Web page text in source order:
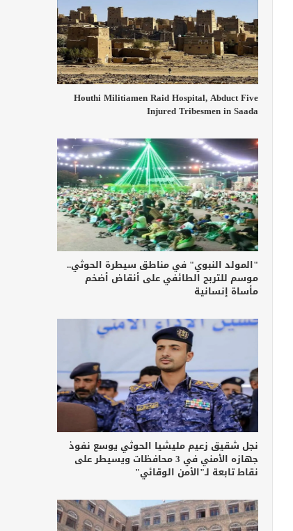
Houthi Militiamen Raid Hospital, Abduct Five
Injured Tribesmen in Saada
"المولد النبوي" في مناطق سيطرة الحوثي..
موسم للتربح الطائفي على أنقاض أضخم
مأساة إنسانية
نجل شقيق زعيم مليشيا الحوثي يوسع نفوذ
جهازه الأمني في 3 محافظات ويسيطر على
نقاط تابعة لـ"الأمن الوقائي"